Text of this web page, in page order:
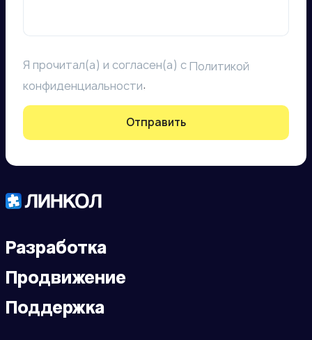
Я прочитал(а) и согласен(а) сПолитикой
конфиденциальности.
Отправить
Разработка
Продвижение
Поддержка